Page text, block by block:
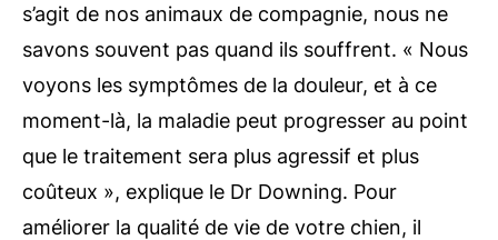
s’agit de nos animaux de compagnie, nous ne
savons souvent pas quand ils souffrent. « Nous
voyons les symptômes de la douleur, et à ce
moment-là, la maladie peut progresser au point
que le traitement sera plus agressif et plus
coûteux », explique le Dr Downing. Pour
améliorer la qualité de vie de votre chien, il